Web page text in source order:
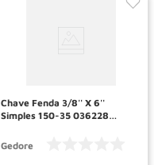
Chave Fenda 3/8'' X 6''
Simples 150-35 036228
Gedore